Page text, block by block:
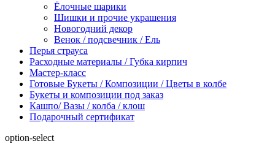
Ёлочные шарики
Шишки и прочие украшения
Новогодний декор
Венок / подсвечник / Ель
Перья страуса
Расходные материалы / Губка кирпич
Мастер-класс
Готовые Букеты / Композиции / Цветы в колбе
Букеты и композиции под заказ
Кашпо/ Вазы / колба / клош
Подарочный сертификат
option-select